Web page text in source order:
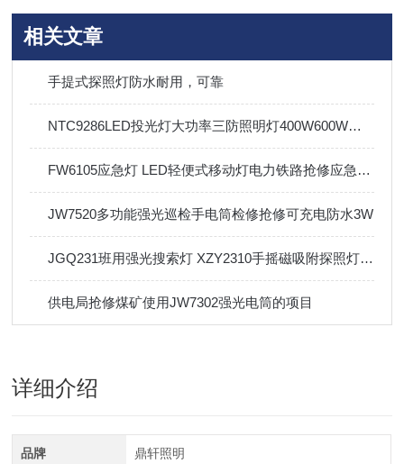
相关文章
手提式探照灯防水耐用，可靠
NTC9286LED投光灯大功率三防照明灯400W600W体育馆机场船厂
FW6105应急灯 LED轻便式移动灯电力铁路抢修应急工作灯
JW7520多功能强光巡检手电筒检修抢修可充电防水3W
JGQ231班用强光搜索灯 XZY2310手摇磁吸附探照灯军之光搜索巡检灯
供电局抢修煤矿使用JW7302强光电筒的项目
详细介绍
品牌 鼎轩照明